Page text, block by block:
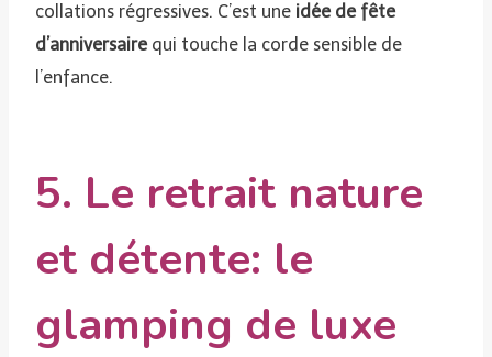
collations régressives. C’est une idée de fête
d’anniversairequi touche la corde sensible de
l’enfance.
5. Le retrait nature
et détente: le
glamping de luxe